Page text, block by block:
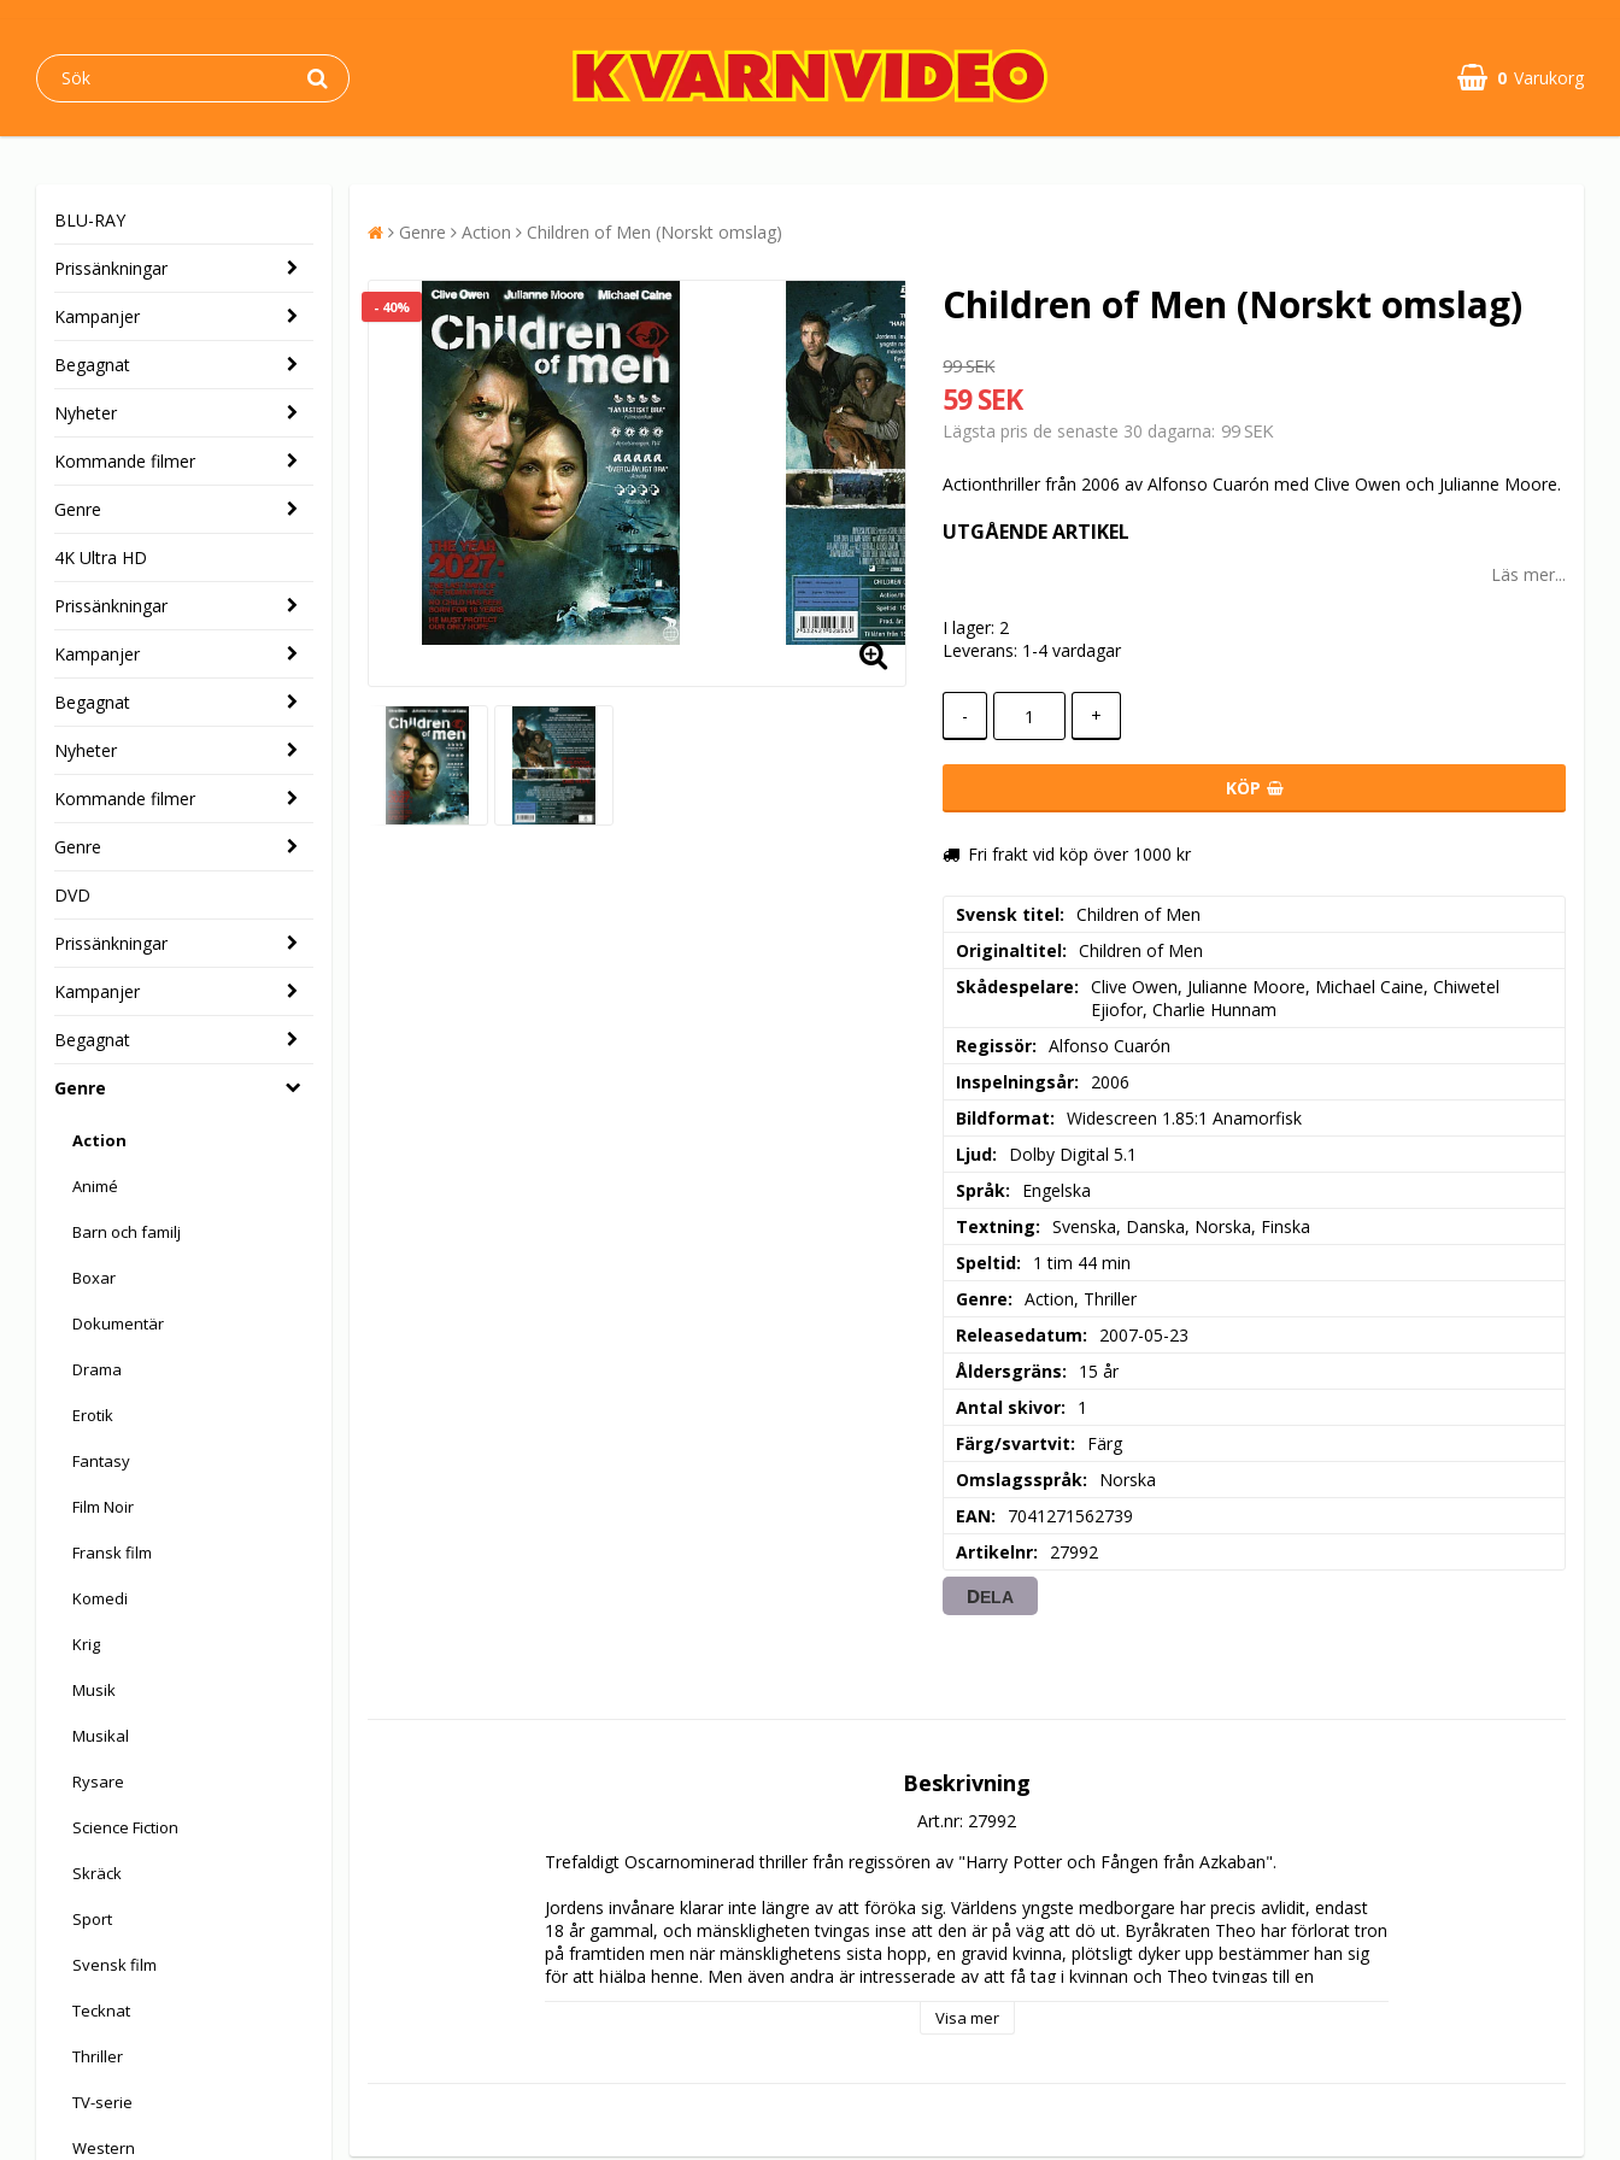
0 Varukorg
BLU-RAY
Prissänkningar
Kampanjer
Begagnat
Nyheter
Kommande filmer
Genre
4K Ultra HD
Prissänkningar
Kampanjer
Begagnat
Nyheter
Kommande filmer
Genre
DVD
Prissänkningar
Kampanjer
Begagnat
Genre
Action
Animé
Barn och familj
Boxar
Dokumentär
Drama
Erotik
Fantasy
Film Noir
Fransk film
Komedi
Krig
Musik
Musikal
Rysare
Science Fiction
Skräck
Sport
Svensk film
Tecknat
Thriller
TV-serie
Western
Genre Action Children of Men (Norskt omslag)
- 40% Children of Men (Norskt omslag)
99 SEK
59 SEK
Lägsta pris de senaste 30 dagarna 99 SEK
Actionthriller från 2006 av Alfonso Cuarón med Clive Owen och Julianne Moore.
UTGÅENDE ARTIKEL
Läs mer...
I lager: 2
Leverans: 1-4 vardagar
- +
KÖP
Fri frakt vid köp över 1000 kr
Svensk titel
Children of Men
Originaltitel
Children of Men
Skådespelare
Clive Owen, Julianne Moore, Michael Caine, Chiwetel
Ejiofor, Charlie Hunnam
Regissör
Alfonso Cuarón
Inspelningsår
2006
Bildformat
Widescreen 1.85:1 Anamorfisk
Ljud
Dolby Digital 5.1
Språk
Engelska
Textning
Svenska, Danska, Norska, Finska
Speltid
1 tim 44 min
Genre
Action, Thriller
Releasedatum
2007-05-23
Åldersgräns
15 år
Antal skivor
1
Färg/svartvit
Färg
Omslagsspråk
Norska
EAN
7041271562739
Artikelnr
27992
DELA
Beskrivning
Art.nr: 27992
Trefaldigt Oscarnominerad thriller från regissören av "Harry Potter och Fången från Azkaban".
Jordens invånare klarar inte längre av att föröka sig. Världens yngste medborgare har precis avlidit, endast
18 år gammal, och mänskligheten tvingas inse att den är på väg att dö ut. Byråkraten Theo har förlorat tron
på framtiden men när mänsklighetens sista hopp, en gravid kvinna, plötsligt dyker upp bestämmer han sig
för att hjälpa henne. Men även andra är intresserade av att få tag i kvinnan och Theo tvingas till en
kritikerrosade och intensiva thriller om mänsklighetens kamp för att överleva.
Visa mer